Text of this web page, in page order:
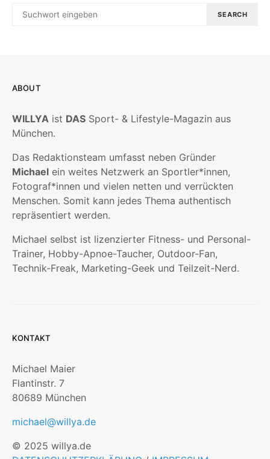
SEARCH
ABOUT
WILLYA ist DAS Sport- & Lifestyle-Magazin aus
München.
Das Redaktionsteam umfasst neben Gründer
Michael ein weites Netzwerk an Sportler*innen,
Fotograf*innen und vielen netten und verrückten
Menschen. Somit kann jedes Thema authentisch
repräsentiert werden.
Michael selbst ist lizenzierter Fitness- und Personal-
Trainer, Hobby-Apnoe-Taucher, Outdoor-Fan,
Technik-Freak, Marketing-Geek und Teilzeit-Nerd.
KONTAKT
Michael Maier
Flantinstr. 7
80689 München
michael@willya.de
© 2025 willya.de